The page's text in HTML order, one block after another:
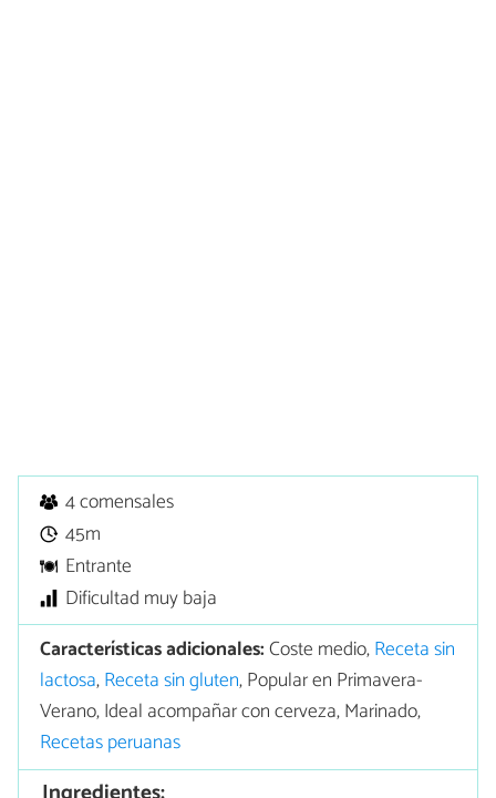
4 comensales
45m
Entrante
Dificultad muy baja
Características adicionales:Coste medio,Receta sin
lactosa,Receta sin gluten, Popular en Primavera-
Verano, Ideal acompañar con cerveza, Marinado,
Recetas peruanas